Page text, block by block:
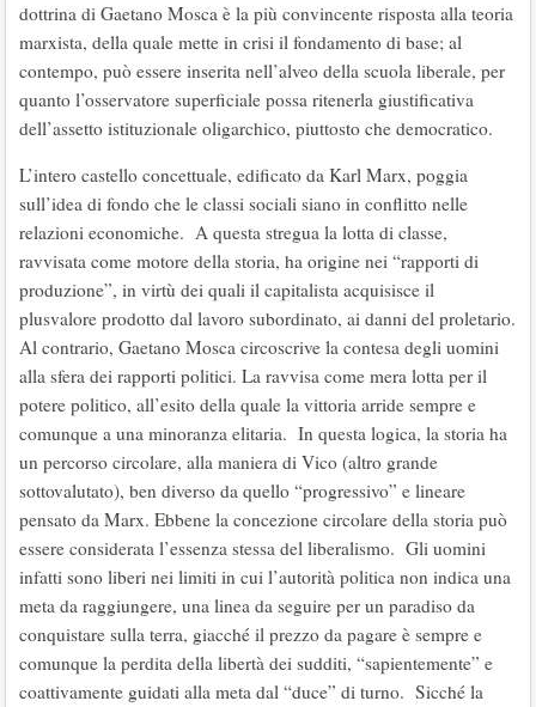
dottrina di Gaetano Mosca è la più convincente risposta alla teoria
marxista, della quale mette in crisi il fondamento di base; al
contempo, può essere inserita nell’alveo della scuola liberale, per
quanto l’osservatore superficiale possa ritenerla giustificativa
dell’assetto istituzionale oligarchico, piuttosto che democratico.
L’intero castello concettuale, edificato da Karl Marx, poggia
sull’idea di fondo che le classi sociali siano in conflitto nelle
relazioni economiche. A questa stregua la lotta di classe,
ravvisata come motore della storia, ha origine nei “rapporti di
produzione”, in virtù dei quali il capitalista acquisisce il
plusvalore prodotto dal lavoro subordinato, ai danni del proletario.
Al contrario, Gaetano Mosca circoscrive la contesa degli uomini
alla sfera dei rapporti politici. La ravvisa come mera lotta per il
potere politico, all’esito della quale la vittoria arride sempre e
comunque a una minoranza elitaria. In questa logica, la storia ha
un percorso circolare, alla maniera di Vico (altro grande
sottovalutato), ben diverso da quello “progressivo” e lineare
pensato da Marx. Ebbene la concezione circolare della storia può
essere considerata l’essenza stessa del liberalismo. Gli uomini
infatti sono liberi nei limiti in cui l’autorità politica non indica una
meta da raggiungere, una linea da seguire per un paradiso da
conquistare sulla terra, giacché il prezzo da pagare è sempre e
comunque la perdita della libertà dei sudditi, “sapientemente” e
coattivamente guidati alla meta dal “duce” di turno. Sicché la